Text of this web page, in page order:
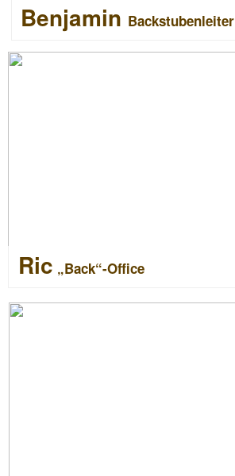
Ric „Back“-Office
Benjamin Backstubenleiter